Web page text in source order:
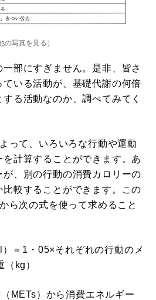
の写真を見る ）
部にすぎません。是非、皆さ
ている活動が、基礎代謝の何倍
る活動なのか、調べてみてく
って、いろいろな行動や運動
計算することができます。あ
が、別の行動の消費カロリーの
比較することができます。この
ら次の式を使って求めること
＝1・05×それぞれの行動のメ
kg）
METs）から消費エネルギー